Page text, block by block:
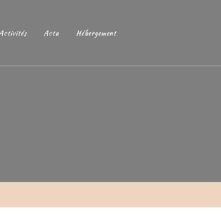
Actu Hébergement